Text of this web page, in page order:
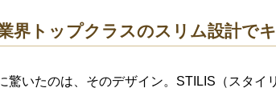
界トップクラスのスリム設計で
驚いたのは、そのデザイン。STILIS（スタイ